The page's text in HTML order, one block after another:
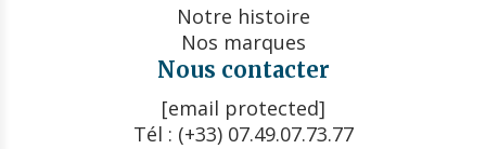
Notre histoire
Nos marques
Nous contacter
[email protected]
Tél : (+33) 07.49.07.73.77